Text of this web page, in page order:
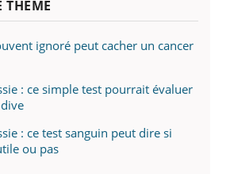
THÈME
ignoré peut cacher un cancer
: ce simple test pourrait évaluer
: ce test sanguin peut dire si
ou pas